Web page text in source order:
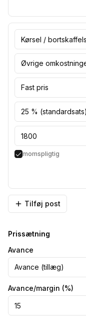
Øvrige
Fast pris
25 % (standardsats)
momspligtig
Tilføj post
Prissætning
Avance
Avance (tillæg)
Avance/margin (%)